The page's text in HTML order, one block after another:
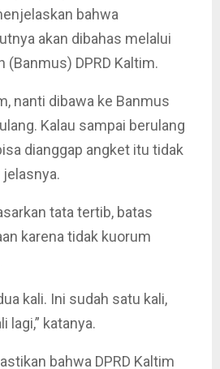
bahwa
akan dibahas melalui
(Banmus) DPRD Kaltim.
nanti dibawa ke Banmus
Kalau sampai berulang
dianggap angket itu tidak
jelasnya.
tata tertib, batas
karena tidak kuorum
kali. Ini sudah satu kali,
lagi,” katanya.
bahwa DPRD Kaltim